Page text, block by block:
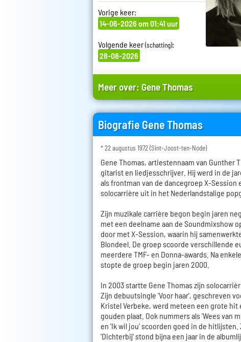
Vorige keer:
14-06-2026 om 01:41 uur
Volgende keer(schatting):
28-08-2026
Meer over: Gene Thomas
Biografie Gene Thomas
* 22 augustus 1972 (Sint-Joost-ten-Node)
Gene Thomas, artiestennaam van Gunther
gitarist en liedjesschrijver. Hij werd in de
als frontman van de dancegroep X-Session
solocarrière uit in het Nederlandstalige
Zijn muzikale carrière begon begin jaren
met een deelname aan de Soundmixshow
door met X-Session, waarin hij
Blondeel. De groep scoorde verschillende
meerdere TMF- en Donna-awards. Na
stopte de groep begin jaren 2000.
In 2003 startte Gene Thomas zijn
Zijn debuutsingle 'Voor haar', geschreven
Kristel Verbeke, werd meteen een grote hit
gouden plaat. Ook nummers als 'Wees van
en 'Ik wil jou' scoorden goed in de hitlijsten.
'Dichterbij' stond bijna een jaar in de